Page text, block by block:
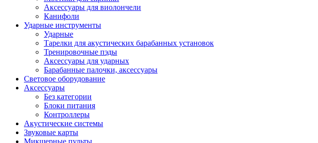
Аксессуары для виолончели
Канифоли
Ударные инструменты
Ударные
Тарелки для акустических барабанных установок
Тренировочные пэды
Аксессуары для ударных
Барабанные палочки, аксессуары
Световое оборудование
Аксессуары
Без категории
Блоки питания
Контроллеры
Акустические системы
Звуковые карты
Микшерные пульты